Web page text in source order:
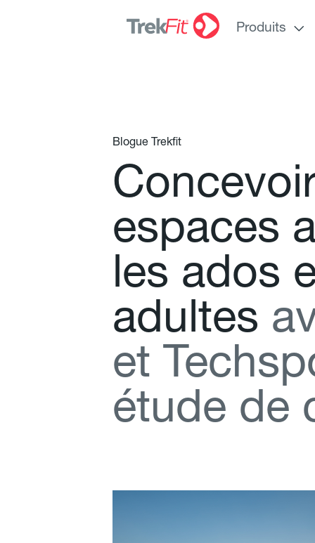
Produits
Blogue Trekfit
Concevoi
espaces
les ados
adultes a
et Techsp
étude de